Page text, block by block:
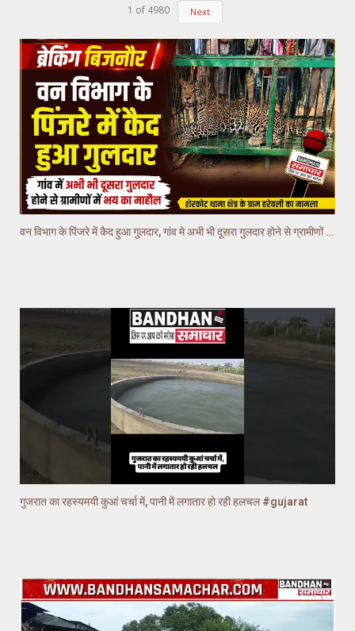
1 of 4980 Next
वन विभाग के पिंजरे में कैद हुआ गुलदार, गांव मे अभी भी दूसरा गुलदार होने से ग्रामीणों में भय का माहौल
गुजरात का रहस्यमयी कुआं चर्चा में, पानी में लगातार हो रही हलचल #gujarat